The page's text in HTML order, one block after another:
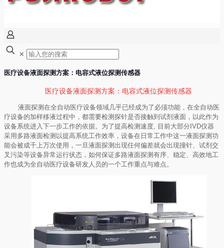
✕
医疗设备液面探测方案：电容式液位探测传感器
医疗设备液面探测方案：电容式液位探测传感器
液面探测在全自动医疗设备领域几乎已经成为了必须功能，在全自动医
疗设备的加样移液过程中，都需要检测探针是否接触到试剂液面，以此作为
设备系统进入下一步工作的依据。为了提高检测速度
目前大部分IVD仪器
采用多路液面检测以提高系统工作效率，设备在日常工作中这一液面探测功
能会被成千上万次使用，一旦液面探测出现任何偏差就会出现撞针、试剂交
叉污染等设备异常运行状态，如何保证多路液面探测有序、稳定、高效地工
作也成为全自动医疗设备研发人员的一个工作重点与难点。